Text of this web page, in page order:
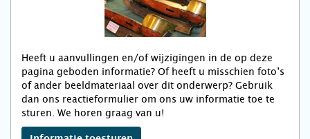
Heeft u aanvullingen en/of wijzigingen in de op deze
pagina geboden informatie? Of heeft u misschien foto’s
of ander beeldmateriaal over dit onderwerp? Gebruik
dan ons reactieformulier om ons uw informatie toe te
sturen. We horen graag van u!